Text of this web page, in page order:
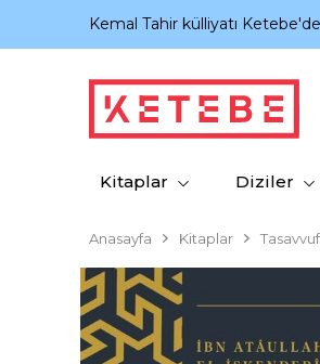
Kemal Tahir külliyatı Ketebe'de
Kitaplar Diziler
Anasayfa Kitaplar Tasavvuf